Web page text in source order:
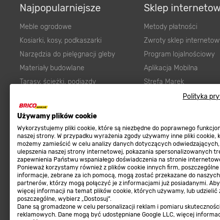
Polityka
Używamy plików cookie
Wykorzystujemy pliki cookie, które są niezbędne do poprawnego
naszej strony. W przypadku wyrażenia zgody używamy inne pliki cookie,
możemy zamieścić w celu analizy danych dotyczących odwiedzających,
ulepszenia naszej strony internetowej, pokazania spersonalizowanych
zapewnienia Państwu wspaniałego doświadczenia na stronie
Ponieważ korzystamy również z plików cookie innych firm, poszczególne
informacje, zebrane za ich pomocą, mogą zostać przekazane do naszych
partnerów, którzy mogą połączyć je z informacjami już posiadanymi.
więcej informacji na temat plików cookie, których używamy, lub udzielić
poszczególne, wybierz „Dostosuj”.
Dane są gromadzone w celu personalizacji reklam i pomiaru
reklamowych. Dane mogą być udostępniane Google LLC, więcej
Najpopularniejsze
Meble ogrodowe
Kosiarki, kosy, podkaszarki
Narzędzia do pielęgnacji gleby
Materiały budowlane
Tarasy, ścieżki, podjazdy
Karma dla psa
Farby wewnętrzne białe
Elektryka
Panele
Elektronarzędzia
Płytki
Panele podłogowe
Sklep
Metody płatności
Zwroty sklep
Program lojalnościowy
Aplikacja Mobilna
Strefa Marek
zgodności towaru z
Program Brico PRO
Regulaminy
Regulaminy
Polityka prywatności